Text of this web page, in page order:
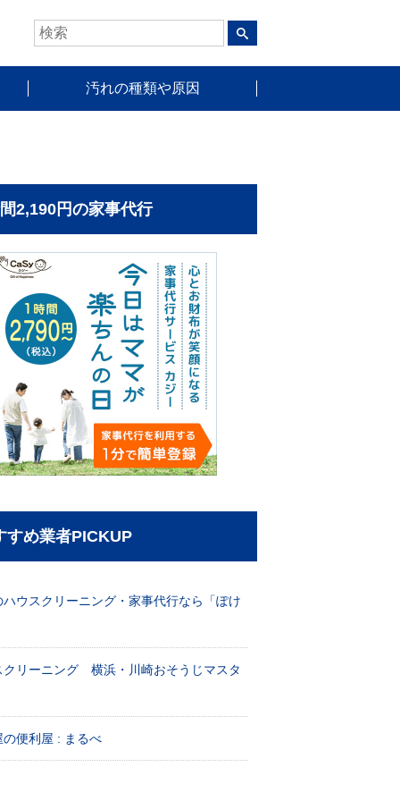
汚れの種類や原因
2,190円の家事代行
すめ業者PICKUP
ハウスクリーニング・家事代行なら「ぽけ
クリーニング 横浜・川崎おそうじマスタ
の便利屋 : まるべ